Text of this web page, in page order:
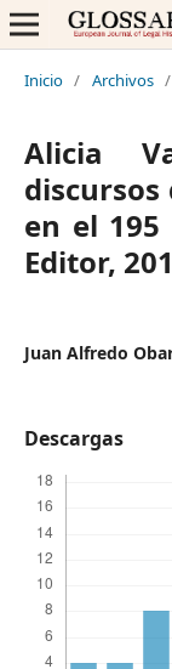
Inicio / Archivos /
Alicia
discursos
en el 195
Editor,
Juan Alfredo
Descargas